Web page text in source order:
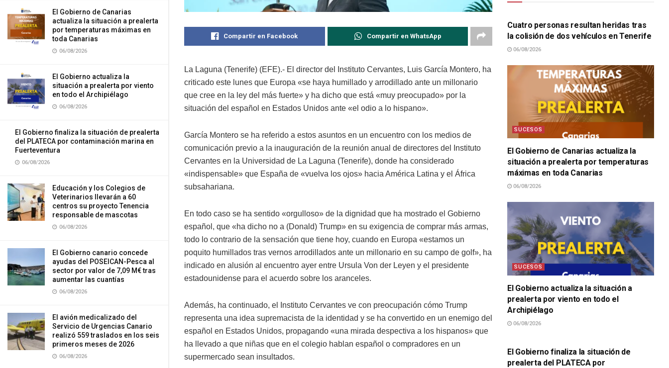
El Gobierno de Canarias
actualiza la situación a prealerta
por temperaturas máximas en
toda Canarias
06/08/2026
El Gobierno actualiza la
situación a prealerta por viento
en todo el Archipiélago
06/08/2026
El Gobierno finaliza la situación de prealerta
del PLATECA por contaminación marina en
Fuerteventura
06/08/2026
Educación y los Colegios de
Veterinarios llevarán a 60
centros su proyecto Tenencia
responsable de mascotas
06/08/2026
El Gobierno canario concede
ayudas del POSEICAN-Pesca al
sector por valor de 7,09 M€ tras
aumentar las cuantías
06/08/2026
El avión medicalizado del
Servicio de Urgencias Canario
realizó 559 traslados en los seis
primeros meses de 2026
06/08/2026
Compartir en Facebook Compartir en WhatsApp
La Laguna (Tenerife) (EFE).- El director del Instituto Cervantes, Luis García Montero, ha
criticado este lunes que Europa «se haya humillado y arrodillado ante un millonario
que cree en la ley del más fuerte» y ha dicho que está «muy preocupado» por la
situación del español en Estados Unidos ante «el odio a lo hispano».
García Montero se ha referido a estos asuntos en un encuentro con los medios de
comunicación previo a la inauguración de la reunión anual de directores del Instituto
Cervantes en la Universidad de La Laguna (Tenerife), donde ha considerado
«indispensable» que España de «vuelva los ojos» hacia América Latina y el África
subsahariana.
En todo caso se ha sentido «orgulloso» de la dignidad que ha mostrado el Gobierno
español, que «ha dicho no a (Donald) Trump» en su exigencia de comprar más armas,
todo lo contrario de la sensación que tiene hoy, cuando en Europa «estamos un
poquito humillados tras vernos arrodillados ante un millonario en su campo de golf», ha
indicado en alusión al encuentro ayer entre Ursula Von der Leyen y el presidente
estadounidense para el acuerdo sobre los aranceles.
Además, ha continuado, el Instituto Cervantes ve con preocupación cómo Trump
representa una idea supremacista de la identidad y se ha convertido en un enemigo del
español en Estados Unidos, propagando «una mirada despectiva a los hispanos» que
ha llevado a que niñas que en el colegio hablan español o compradores en un
supermercado sean insultados.
SUCESOS
Cuatro personas resultan heridas tras
la colisión de dos vehículos en Tenerife
06/08/2026
SUCESOS
El Gobierno de Canarias actualiza la
situación a prealerta por temperaturas
máximas en toda Canarias
06/08/2026
SUCESOS
El Gobierno actualiza la situación a
prealerta por viento en todo el
Archipiélago
06/08/2026
El Gobierno finaliza la situación de
prealerta del PLATECA por